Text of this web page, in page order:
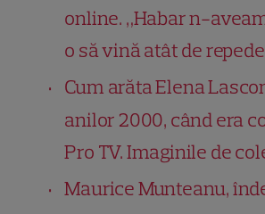
online. „Habar n-
o să vină atât de
Cum arăta Elena
anilor 2000, când era
Pro TV. Imaginile de
Maurice Munteanu,